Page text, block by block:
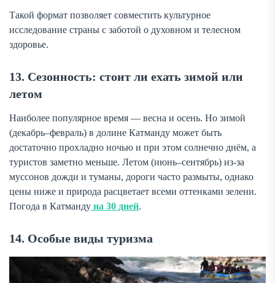
Такой формат позволяет совместить культурное
исследование страны с заботой о духовном и телесном
здоровье.
13. Сезонность: стоит ли ехать зимой или
летом
Наиболее популярное время — весна и осень. Но зимой
(декабрь–февраль) в долине Катманду может быть
достаточно прохладно ночью и при этом солнечно днём, а
туристов заметно меньше. Летом (июнь–сентябрь) из-за
муссонов дожди и туманы, дороги часто размыты, однако
цены ниже и природа расцветает всеми оттенками зелени.
Погода в Катманду на 30 дней.
14. Особые виды туризма